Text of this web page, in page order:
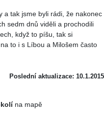
a tak jsme byli rádi, že nakonec
sedm dnů viděli a prochodili
když to píšu, tak si
to i s Líbou a Milošem často
Poslední aktualizace: 10.1.2015
na mapě